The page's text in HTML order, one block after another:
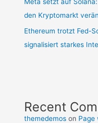
Meta setzt auf
den Kryptomarkt
Ethereum trotzt Fed-
signalisiert starkes
Recent
themedemos on Page